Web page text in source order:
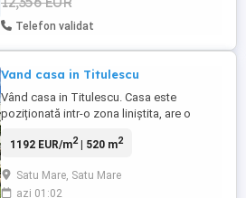
Telefon validat
Vand casa in Titulescu
Vând casa in Titulescu. Casa este
poziționată intr-o zona liniștita, are o
compartimentata astfel: Subsol, parter și
camera tehnica(camera centralei,
spălătorie), crama. Parterul este compus
1192 EUR/m2| 520 m2
Satu Mare, Satu Mare
azi 01:02